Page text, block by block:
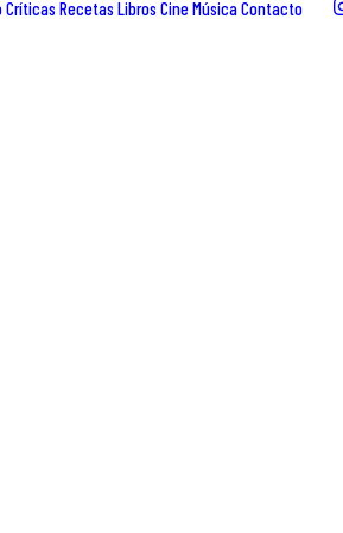
Críticas Recetas Libros CineMúsicaContacto